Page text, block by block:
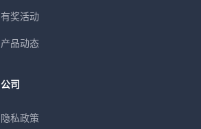
有奖活动
产品动态
公司
隐私政策